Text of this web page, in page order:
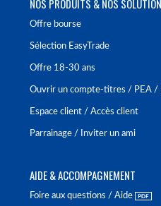
NOS PRODUITS & NOS
Offre bourse
Sélection EasyTrade
Offre 18-30 ans
Ouvrir un compte-titres / PEA /
Espace client / Accès client
Parrainage / Inviter un ami
AIDE & ACCOMPAGNEMENT
Foire aux questions / Aide